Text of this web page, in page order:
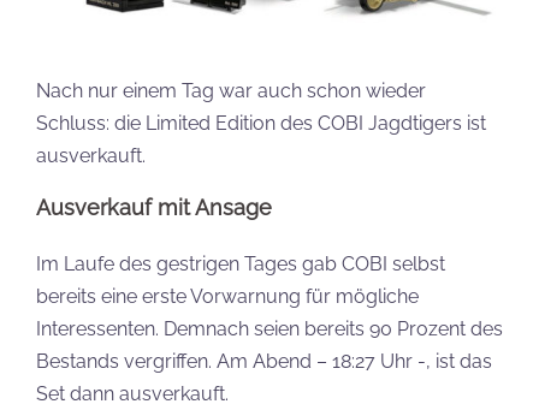
Nach nur einem Tag war auch schon wieder
Schluss: die Limited Edition des COBI Jagdtigers ist
ausverkauft.
Ausverkauf mit Ansage
Im Laufe des gestrigen Tages gab COBI selbst
bereits eine erste Vorwarnung für mögliche
Interessenten. Demnach seien bereits 90 Prozent des
Bestands vergriffen. Am Abend – 18:27 Uhr -, ist das
Set dann ausverkauft.